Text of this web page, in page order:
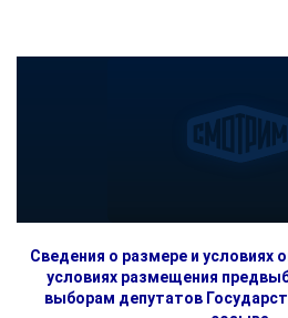
Сведения о размере и условиях
условиях размещения
выборам депутатов